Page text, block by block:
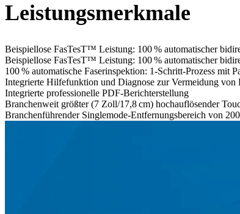
Leistungsmerkmale
Beispiellose FasTesT™ Leistung: 100 % automatischer
Beispiellose FasTesT™ Leistung: 100 % automatischer
100 % automatische Faserinspektion: 1-Schritt-Prozess mit
Integrierte Hilfefunktion und Diagnose zur Vermeidung von
Integrierte professionelle PDF-Berichterstellung
Branchenweit größter (7 Zoll/17,8 cm) hochauflösender
Branchenführender Singlemode-Entfernungsbereich von